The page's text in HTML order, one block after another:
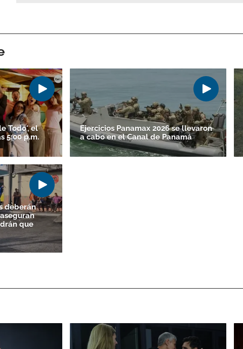
Todo', el
5:00 p.m.
Ejercicios Panamax 2026 se llevaron
a cabo en el Canal de Panamá
deberán
que